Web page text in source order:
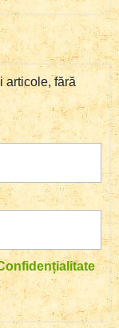
articole, fără